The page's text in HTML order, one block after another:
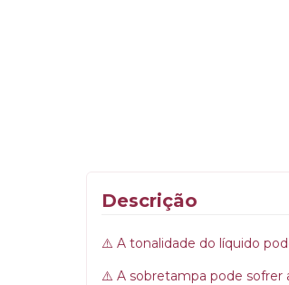
Descrição
⚠️ A tonalidade do líquido
⚠️ A sobretampa pode sofrer